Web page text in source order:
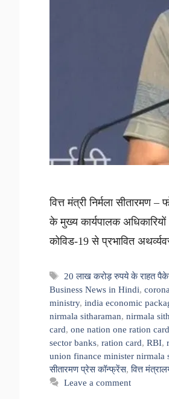
वित्त मंत्री निर्मला सीतारमण
के मुख्य कार्यपालक
कोविड-19 से प्रभावित
Tags
20 लाख करोड़ रुपये के राहत
Business News in Hindi,
ministry, india economic
nirmala sitharaman, nirmala
card, one nation one ration
sector banks, ration card, RBI,
union finance minister nirmala
सीतारमण प्रेस कॉन्फ्रेंस,वित्त
Leave a comment